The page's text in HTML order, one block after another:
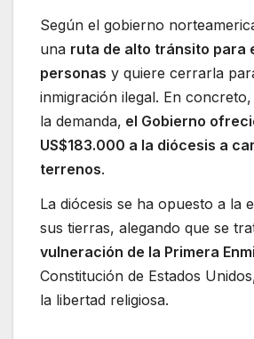
Según el gobierno
una ruta de alto tránsito para
personas y quiere cerrarla
inmigración ilegal. En
la demanda, el Gobierno
US$183.000 a la diócesis a
terrenos.
La diócesis se ha opuesto a la
sus tierras, alegando que se
vulneración de la Primera
Constitución de Estados
la libertad religiosa.